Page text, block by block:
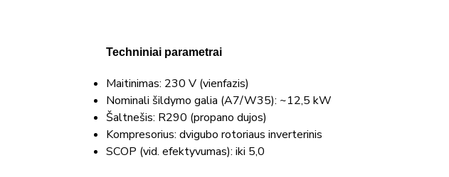
Techniniai parametrai
Maitinimas: 230 V (vienfazis)
Nominali šildymo galia (A7/W35): ~12,5 kW
Šaltnešis: R290 (propano dujos)
Kompresorius: dvigubo rotoriaus inverterinis
SCOP (vid. efektyvumas): iki 5,0